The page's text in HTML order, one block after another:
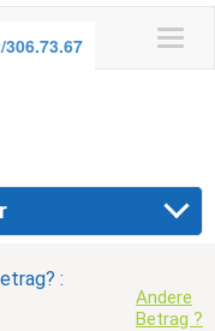
306.73.67
:
Andere
Betrag ?